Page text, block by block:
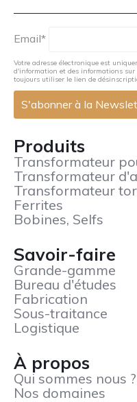
Email*
Votre adresse électronique est
d'information et des informations sur
toujours utiliser le lien de
Produits
Transformateur
Transformateur
Transformateur
Ferrites
Bobines, Selfs
Savoir-faire
Grande-gamme
Bureau d'études
Fabrication
Sous-traitance
Logistique
À propos
Qui sommes nous ?
Nos domaines